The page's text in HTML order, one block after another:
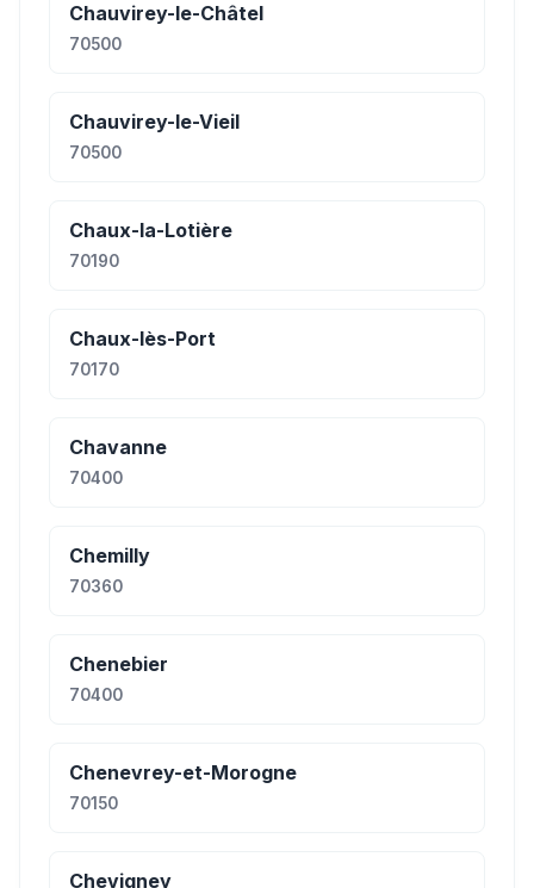
Chauvirey-le-Châtel
70500
Chauvirey-le-Vieil
70500
Chaux-la-Lotière
70190
Chaux-lès-Port
70170
Chavanne
70400
Chemilly
70360
Chenebier
70400
Chenevrey-et-Morogne
70150
Chevigney